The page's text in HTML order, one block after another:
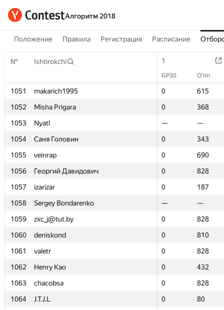
Алгоритм 2018
Положение Правила Регистрация Расписание
№ Ishtirokchi 1
GP30 O‘rin
1051 makarich1995 0
615
1052
Misha Prigara 0
368
1053
Nyatl —
—
1054
Саня Головин 0
343
1055
veinrap 0
690
1056
Георгий Давидович 0
828
1057
izarizar 0
187
1058
Sergey Bondarenko —
—
1059
zxc_j@tut.by 0
828
1060
deniskond 0
810
1061
valetr 0
828
1062
Henry Kao 0
432
1063
chacobsa 0
828
1064
J.T.J.L 0
80
№ Ishtirokchi 1
GP30 O‘rin
1051 makarich1995 0
615
1052
Misha Prigara 0
368
1053
Nyatl —
—
1054
Саня Головин 0
343
1055
veinrap 0
690
1056
Георгий Давидович 0
828
1057
izarizar 0
187
1058
Sergey Bondarenko —
—
1059
zxc_j@tut.by 0
828
1060
deniskond 0
810
1061
valetr 0
828
1062
Henry Kao 0
432
1063
chacobsa 0
828
1064
J.T.J.L 0
80